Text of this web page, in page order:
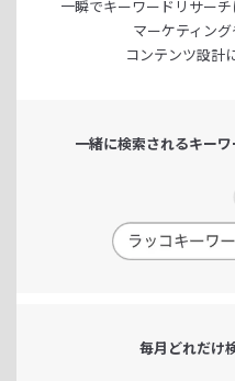
一瞬でキーワードリサー
マーケティン
コンテンツ設計
一緒に検索されるキー
毎月どれだけ